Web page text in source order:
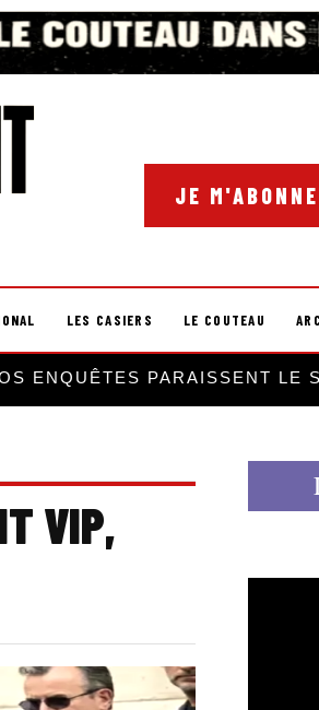
JE M'ABONNE
LES CASIERS LE COUTEAU
ENQUÊTES PARAISSENT LE
VIP,